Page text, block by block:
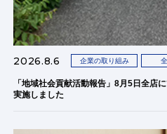
2026.8.6 企業の取り組み
「地域社会貢献活動報告」8月5日全店
実施しました